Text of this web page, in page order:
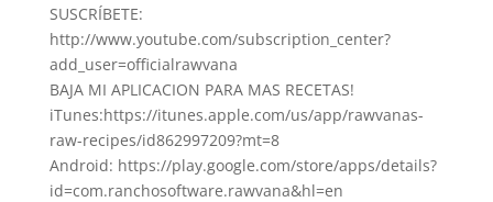
SUSCRÍBETE:
http://www.youtube.com/subscription_center?
add_user=officialrawvana
BAJA MI APLICACION PARA MAS RECETAS!
iTunes:https://itunes.apple.com/us/app/rawvanas-
raw-recipes/id862997209?mt=8
Android: https://play.google.com/store/apps/details?
id=com.ranchosoftware.rawvana&hl=en